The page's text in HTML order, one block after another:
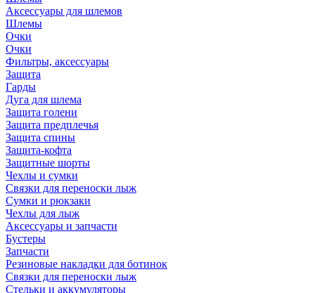
Аксессуары для шлемов
Шлемы
Очки
Очки
Фильтры, аксессуары
Защита
Гарды
Дуга для шлема
Защита голени
Защита предплечья
Защита спины
Защита-кофта
Защитные шорты
Чехлы и сумки
Связки для переноски лыж
Сумки и рюкзаки
Чехлы для лыж
Аксессуары и запчасти
Бустеры
Запчасти
Резиновые накладки для ботинок
Связки для переноски лыж
Стельки и аккумуляторы